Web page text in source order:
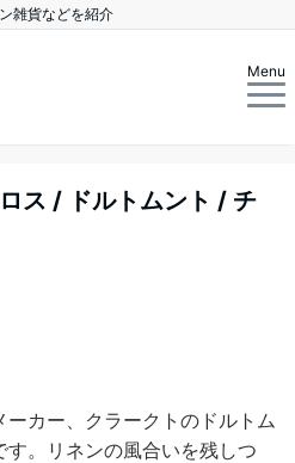
雑貨などを紹介
Menu
ス / ドルトムント / チ
ーカー、クラークトのドルトム
。リネンの風合いを残しつ